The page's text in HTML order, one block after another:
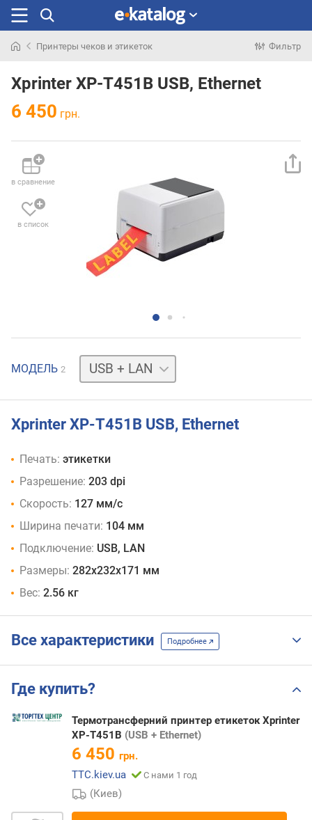
раньше
Принтеры чеков и этикеток Фильтр
Xprinter XP-T451B USB, Ethernet
6 450 грн.
в сравнение
в список
МОДЕЛЬ 2
USB
Xprinter XP-T451B USB, Ethernet
Печать: этикетки
Разрешение: 203 dpi
Скорость: 127 мм/с
Ширина печати: 104 мм
Подключение: USB, LAN
Размеры: 282x232x171 мм
Вес: 2.56 кг
Все характеристики Подробнее
Где купить?
Термотрансферний принтер етикеток Xprinter
XP-T451B (USB + Ethernet)
6 450 грн.
TTC.kiev.ua
С нами 1 год
(Киев)